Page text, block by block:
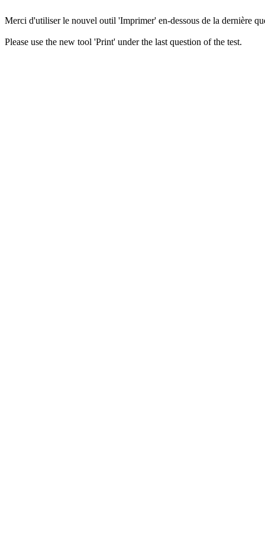
Merci d'utiliser le nouvel outil 'Imprimer' en-dessous de la dernière
Please use the new tool 'Print' under the last question of the test.